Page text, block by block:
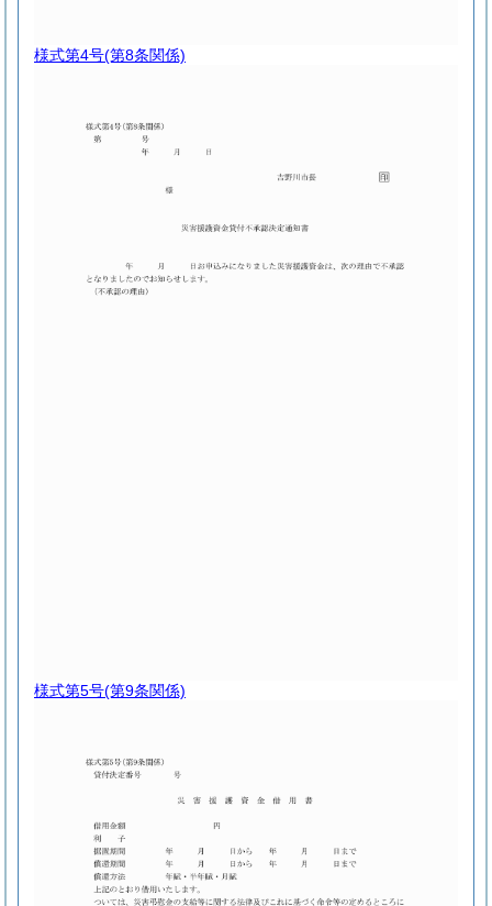
様式第4号(第8条関係)
様式第5号(第9条関係)